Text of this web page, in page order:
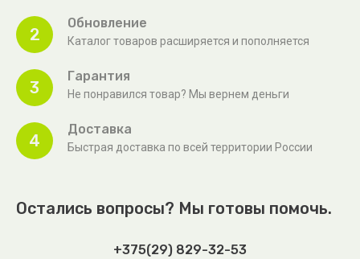
2
Обновление
Каталог товаров расширяется и пополняется
3
Гарантия
Не понравился товар? Мы вернем деньги
4
Доставка
Быстрая доставка по всей территории России
Остались вопросы? Мы готовы помочь.
+375(29) 829-32-53